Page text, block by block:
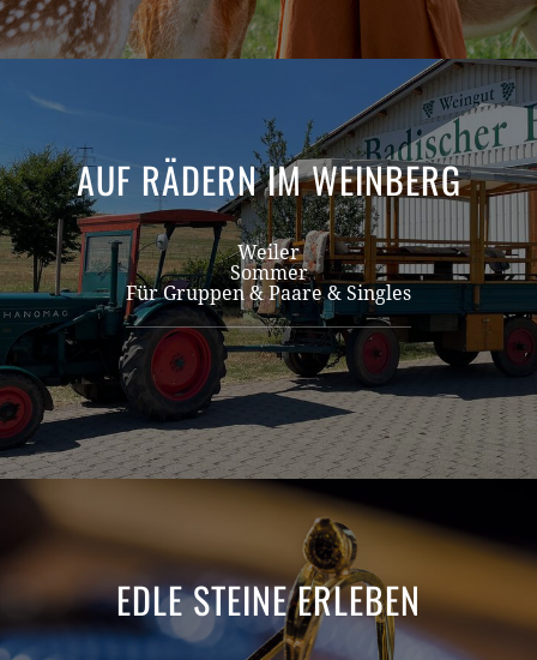
AUF RÄDERN IM WEINBERG
Weiler
Sommer
Für Gruppen & Paare & Singles
EDLE STEINE ERLEBEN